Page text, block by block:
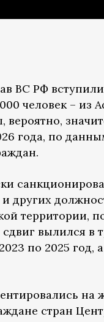
ВС РФ
человек – из
года, по
территории,
вылился в
по 2025 год,
на
стран